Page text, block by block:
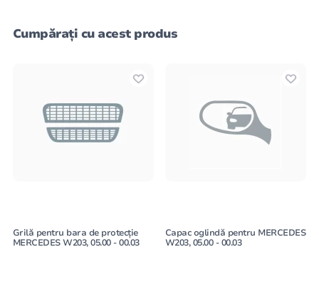
Cumpărați cu acest produs
Grilă pentru bara de protecție
MERCEDES W203, 05.00 - 00.03
Capac oglindă pentru MERCEDES
W203, 05.00 - 00.03